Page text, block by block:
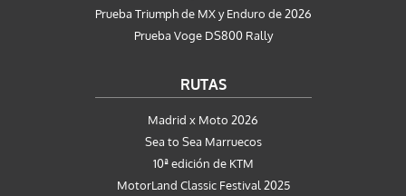
Prueba Triumph de MX y Enduro de 2026
Prueba Voge DS800 Rally
RUTAS
Madrid x Moto 2026
Sea to Sea Marruecos
10ª edición de KTM
MotorLand Classic Festival 2025